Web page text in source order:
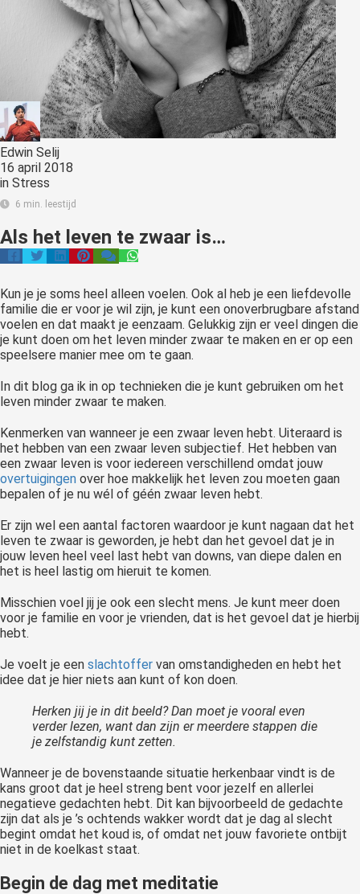
Edwin Selij
16 april 2018
in Stress
6 min. leestijd
Als het leven te zwaar is…
Kun je je soms heel alleen voelen. Ook al heb je een liefdevolle
familie die er voor je wil zijn, je kunt een onoverbrugbare afstand
voelen en dat maakt je eenzaam. Gelukkig zijn er veel dingen die
je kunt doen om het leven minder zwaar te maken en er op een
speelsere manier mee om te gaan.
In dit blog ga ik in op technieken die je kunt gebruiken om het
leven minder zwaar te maken.
Kenmerken van wanneer je een zwaar leven hebt. Uiteraard is
het hebben van een zwaar leven subjectief. Het hebben van
een zwaar leven is voor iedereen verschillend omdat jouw
overtuigingen over hoe makkelijk het leven zou moeten gaan
bepalen of je nu wél of géén zwaar leven hebt.
Er zijn wel een aantal factoren waardoor je kunt nagaan dat het
leven te zwaar is geworden, je hebt dan het gevoel dat je in
jouw leven heel veel last hebt van downs, van diepe dalen en
het is heel lastig om hieruit te komen.
Misschien voel jij je ook een slecht mens. Je kunt meer doen
voor je familie en voor je vrienden, dat is het gevoel dat je hierbij
hebt.
Je voelt je een slachtoffer van omstandigheden en hebt het
idee dat je hier niets aan kunt of kon doen.
Herken jij je in dit beeld? Dan moet je vooral even
verder lezen, want dan zijn er meerdere stappen die
je zelfstandig kunt zetten.
Wanneer je de bovenstaande situatie herkenbaar vindt is de
kans groot dat je heel streng bent voor jezelf en allerlei
negatieve gedachten hebt. Dit kan bijvoorbeeld de gedachte
zijn dat als je ’s ochtends wakker wordt dat je dag al slecht
begint omdat het koud is, of omdat net jouw favoriete ontbijt
niet in de koelkast staat.
Begin de dag met meditatie